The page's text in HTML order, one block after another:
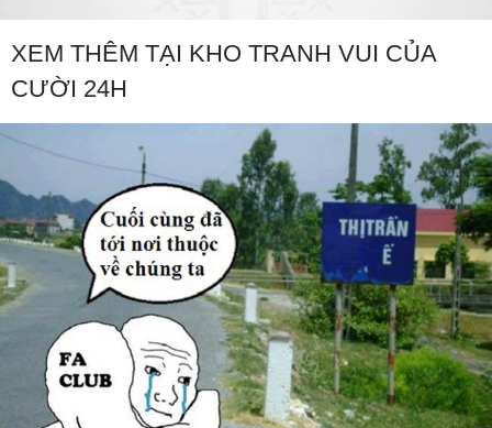
XEM THÊM TẠI KHO TRANH VUI CỦA
CƯỜI 24H